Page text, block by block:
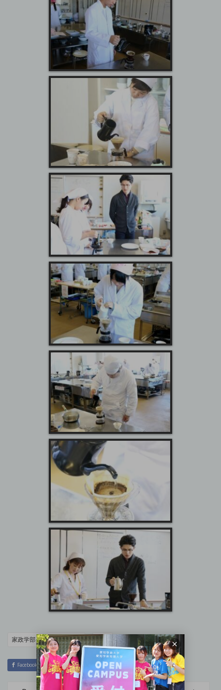
家政学部 家政学専攻 授業
Facebook Twitter Hatena LINE